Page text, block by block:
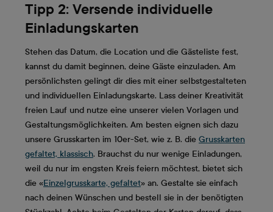
Tipp 2: Versende individuelle
Einladungskarten
Stehen das Datum, die Location und die Gästeliste fest,
kannst du damit beginnen, deine Gäste einzuladen. Am
persönlichsten gelingt dir dies mit einer selbstgestalteten
und individuellen Einladungskarte. Lass deiner Kreativität
freien Lauf und nutze eine unserer vielen Vorlagen und
Gestaltungsmöglichkeiten. Am besten eignen sich dazu
unsere Grusskarten im 10er-Set, wie z. B. die Grusskarten
gefaltet, klassisch. Brauchst du nur wenige Einladungen,
weil du nur im engsten Kreis feiern möchtest, bietet sich
die «Einzelgrusskarte, gefaltet» an. Gestalte sie einfach
nach deinen Wünschen und bestell sie in der benötigten